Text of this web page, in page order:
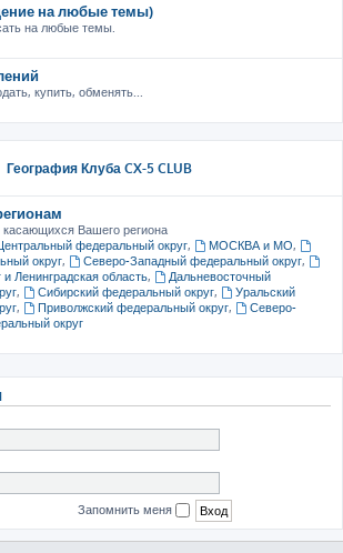
на любые темы)
на любые темы.
купить, обменять...
География Клуба CX-5 CLUB
Вашего региона
федеральный округ, МОСКВА и МО,
округ, Северо-Западный федеральный округ,
Ленинградская область,
Дальневосточный
, Сибирский федеральный округ,
Уральский
, Приволжский федеральный округ,
Северо-
округ
Запомнить меня